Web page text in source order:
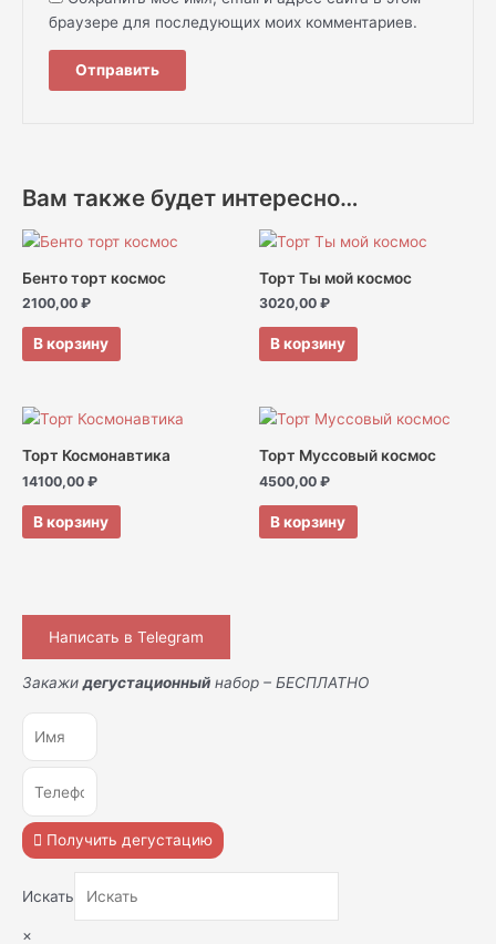
браузере для последующих моих комментариев.
Вам также будет интересно…
Бенто торт космос
2100,00 ₽
В корзину
Торт Ты мой космос
3020,00 ₽
В корзину
Торт Космонавтика
14100,00 ₽
В корзину
Торт Муссовый космос
4500,00 ₽
В корзину
Написать в Telegram
Закажи дегустационный набор – БЕСПЛАТНО
Получить дегустацию
Искать
×